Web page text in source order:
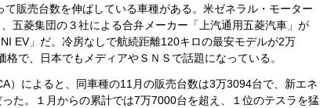
て販売台数を伸ばしている車種がある。米ゼネラル・モーター
五菱集団の３社による合弁メーカー「上汽通用五菱汽車」が
EV」だ。冷房なしで航続距離120キロの最安モデルが2万
で、日本でもメディアやＳＮＳで話題になっている。
）によると、同車種の11月の販売台数は3万3094台で、新エネ
た。１月からの累計では7万7000台を超え、１位のテスラを猛